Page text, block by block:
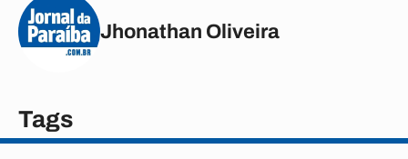
Jhonathan Oliveira
Tags